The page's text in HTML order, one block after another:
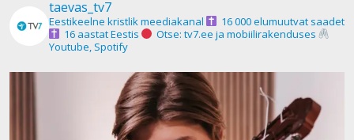
taevas_tv7
Eestikeelne kristlik meediakanal
16 000 elumuutvat saadet
16 aastat Eestis
Otse: tv7.ee ja mobiilirakenduses
Youtube, Spotify